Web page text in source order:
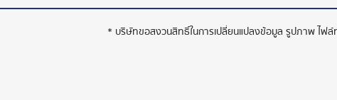
* บริษัทขอสงวนสิทธิ์ในการเปลี่ยนแปลงข้อมูล รูปภาพ ไ